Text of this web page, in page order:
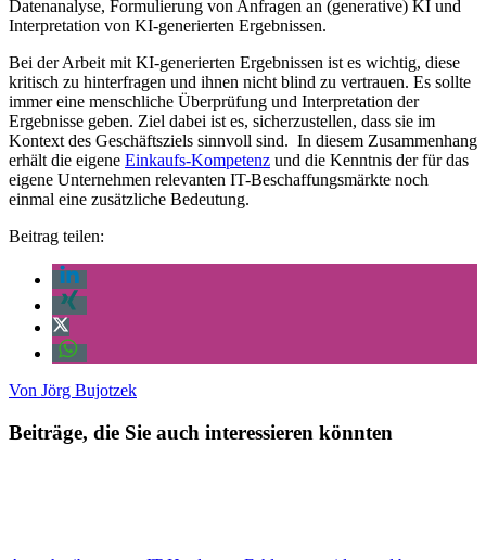
Datenanalyse, Formulierung von Anfragen an (generative) KI und
Interpretation von KI-generierten Ergebnissen.
Bei der Arbeit mit KI-generierten Ergebnissen ist es wichtig, diese
kritisch zu hinterfragen und ihnen nicht blind zu vertrauen. Es sollte
immer eine menschliche Überprüfung und Interpretation der
Ergebnisse geben. Ziel dabei ist es, sicherzustellen, dass sie im
Kontext des Geschäftsziels sinnvoll sind. In diesem Zusammenhang
erhält die eigene Einkaufs-Kompetenz und die Kenntnis der für das
eigene Unternehmen relevanten IT-Beschaffungsmärkte noch
einmal eine zusätzliche Bedeutung.
Beitrag teilen:
Von Jörg Bujotzek
Beiträge, die Sie auch interessieren könnten